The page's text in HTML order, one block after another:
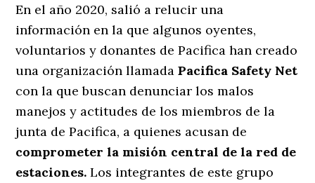
En el año 2020, salió a relucir una
información en la que algunos oyentes,
voluntarios y donantes de Pacifica han creado
una organización llamada Pacifica Safety Net
con la que buscan denunciar los malos
manejos y actitudes de los miembros de la
junta de Pacifica, a quienes acusan de
comprometer la misión central de la red de
estaciones.Los integrantes de este grupo